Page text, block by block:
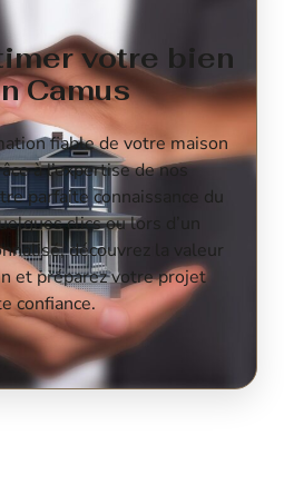
votre bien
Camus
fiable de votre maison
à l’expertise de nos
parfaite connaissance du
clics ou lors d’un
découvrez la valeur
et préparez votre projet
confiance.